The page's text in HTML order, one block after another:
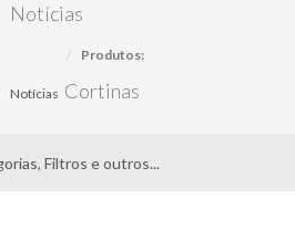
Notícias
Notícias
Produtos:
Cortinas
Filtros e outros...